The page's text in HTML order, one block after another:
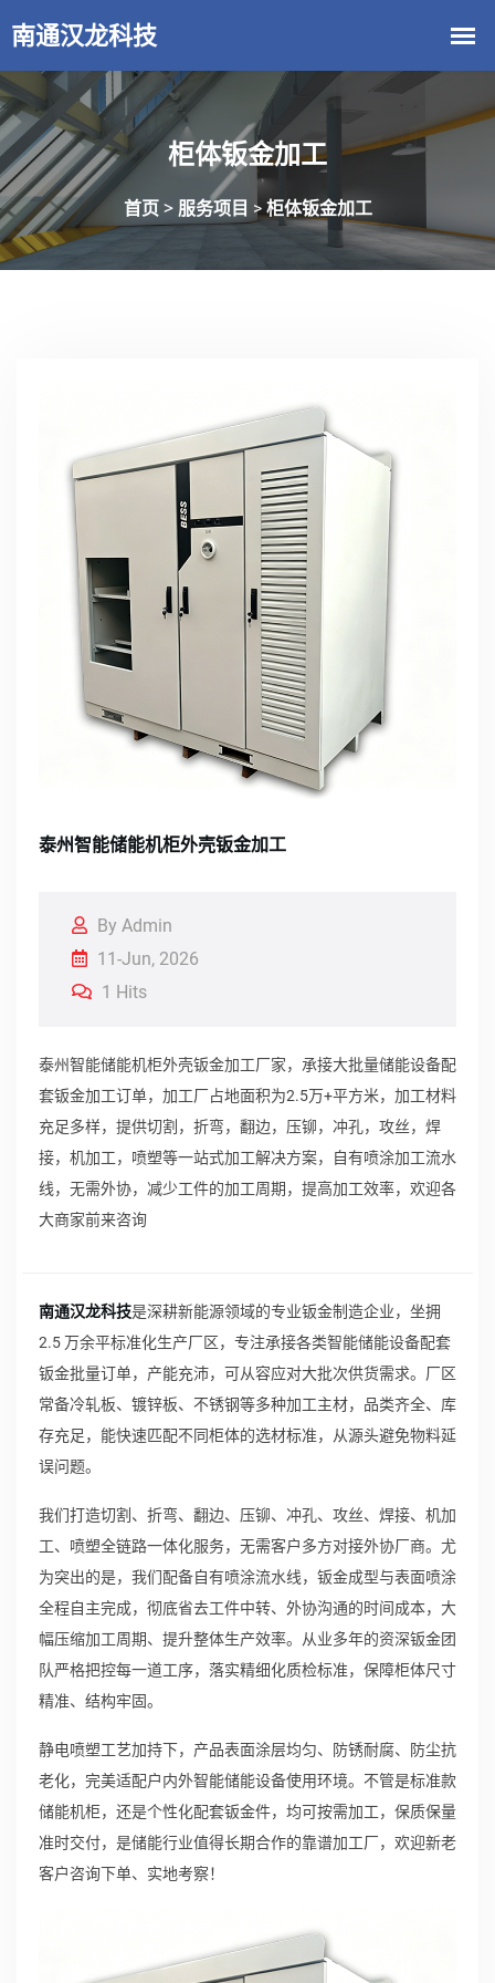
柜体钣金加工
首页 > 服务项目 > 柜体钣金加工
泰州智能储能机柜外壳钣金加工
By Admin
11-Jun, 2026
1 Hits
泰州智能储能机柜外壳钣金加工厂家，承接大批量储能设备配
套钣金加工订单，加工厂占地面积为2.5万+平方米，加工材料
充足多样，提供切割，折弯，翻边，压铆，冲孔，攻丝，焊
接，机加工，喷塑等一站式加工解决方案，自有喷涂加工流水
线，无需外协，减少工件的加工周期，提高加工效率，欢迎各
大商家前来咨询
南通汉龙科技是深耕新能源领域的专业钣金制造企业，坐拥
2.5 万余平标准化生产厂区，专注承接各类智能储能设备配套
钣金批量订单，产能充沛，可从容应对大批次供货需求。厂区
常备冷轧板、镀锌板、不锈钢等多种加工主材，品类齐全、库
存充足，能快速匹配不同柜体的选材标准，从源头避免物料延
误问题。
我们打造切割、折弯、翻边、压铆、冲孔、攻丝、焊接、机加
工、喷塑全链路一体化服务，无需客户多方对接外协厂商。尤
为突出的是，我们配备自有喷涂流水线，钣金成型与表面喷涂
全程自主完成，彻底省去工件中转、外协沟通的时间成本，大
幅压缩加工周期、提升整体生产效率。从业多年的资深钣金团
队严格把控每一道工序，落实精细化质检标准，保障柜体尺寸
精准、结构牢固。
静电喷塑工艺加持下，产品表面涂层均匀、防锈耐腐、防尘抗
老化，完美适配户内外智能储能设备使用环境。不管是标准款
储能机柜，还是个性化配套钣金件，均可按需加工，保质保量
准时交付，是储能行业值得长期合作的靠谱加工厂，欢迎新老
客户咨询下单、实地考察！